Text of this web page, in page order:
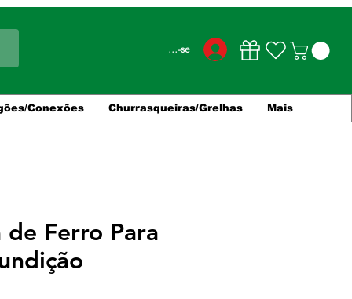
Conecte-se
Conexões Churrasqueiras/Grelhas Mais
Ferro Para